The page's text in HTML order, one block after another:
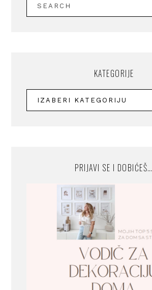
KATEGORIJE
PRIJAVI SE I DOBIĆEŠ…